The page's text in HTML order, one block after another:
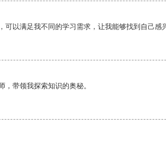
可以满足我不同的学习需求，让我能够找到自己感
带领我探索知识的奥秘。